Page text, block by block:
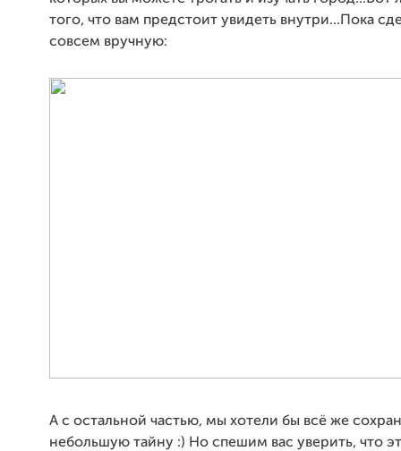
того, что вам предстоит увидеть внутри...Пока
совсем вручную:
А с остальной частью, мы хотели бы всё же
небольшую тайну :) Но спешим вас уверить, что